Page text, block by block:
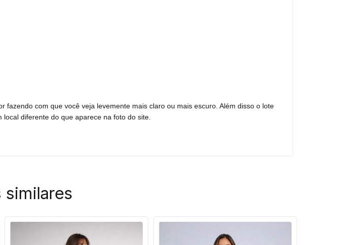
com que você veja levemente mais claro ou mais escuro. Além disso o lote
diferente do que aparece na foto do site.
similares